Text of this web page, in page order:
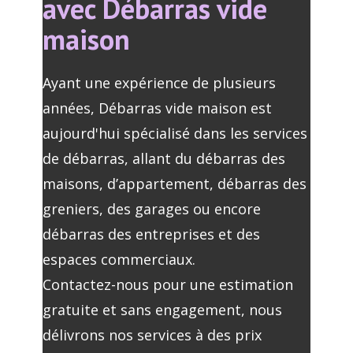
avec Débarras vide
maison
Ayant une expérience de plusieurs
années, Débarras vide maison est
aujourd'hui spécialisé dans les services
de débarras, allant du débarras des
maisons, d’appartement, débarras des
greniers, des garages ou encore
débarras des entreprises et des
espaces commerciaux.
Contactez-nous pour une estimation
gratuite et sans engagement, nous
délivrons nos services à des prix